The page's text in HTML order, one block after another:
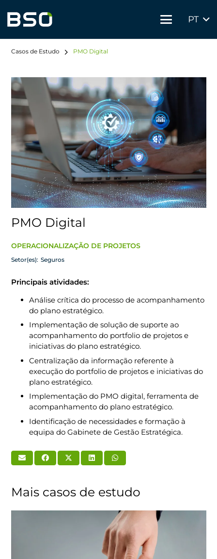
PT
Casos de Estudo PMO Digital
PMO Digital
OPERACIONALIZAÇÃO DE PROJETOS
Setor(es): Seguros
Principais atividades:
Análise crítica do processo de acompanhamento
do plano estratégico.
Implementação de solução de suporte ao
acompanhamento do portfolio de projetos e
iniciativas do plano estratégico.
Centralização da informação referente à
execução do portfolio de projetos e iniciativas do
plano estratégico.
Implementação do PMO digital, ferramenta de
acompanhamento do plano estratégico.
Identificação de necessidades e formação à
equipa do Gabinete de Gestão Estratégica.
Mais casos de estudo